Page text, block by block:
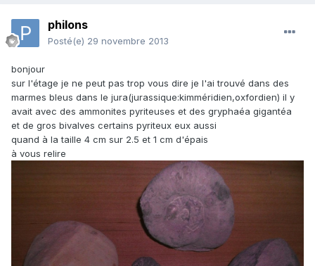
philons
Posté(e) 29 novembre 2013
bonjour
sur l'étage je ne peut pas trop vous dire je l'ai trouvé dans des
marmes bleus dans le jura(jurassique:kimméridien,oxfordien) il y
avait avec des ammonites pyriteuses et des gryphaéa gigantéa
et de gros bivalves certains pyriteux eux aussi
quand à la taille 4 cm sur 2.5 et 1 cm d'épais
à vous relire